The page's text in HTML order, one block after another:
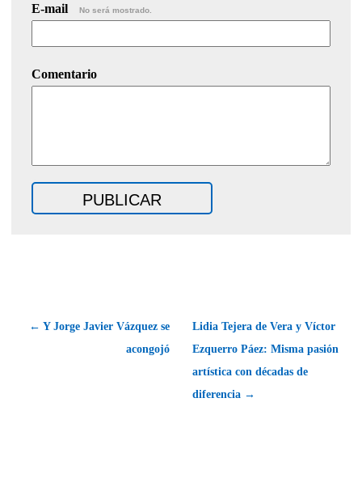
E-mail No será mostrado.
Comentario
← Y Jorge Javier Vázquez se
acongojó
Lidia Tejera de Vera y Víctor
Ezquerro Páez: Misma pasión
artística con décadas de
diferencia →